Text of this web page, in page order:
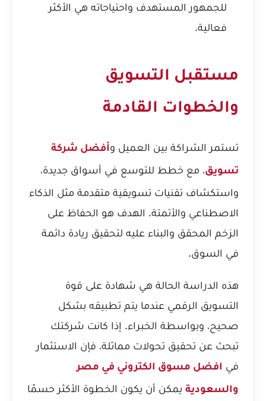
للجمهور المستهدف واحتياجاته هي الأكثر
فعالية.
مستقبل التسويق
والخطوات القادمة
تستمر الشراكة بين العميل وأفضل شركة
تسويق، مع خطط للتوسع في أسواق جديدة،
واستكشاف تقنيات تسويقية متقدمة مثل الذكاء
الاصطناعي والأتمتة. الهدف هو الحفاظ على
الزخم المحقق والبناء عليه لتحقيق ريادة دائمة
في السوق.
هذه الدراسة الحالة هي شهادة على قوة
التسويق الرقمي عندما يتم تطبيقه بشكل
صحيح، وبواسطة الخبراء. إذا كانت شركتك
تبحث عن تحقيق تحولات مماثلة، فإن الاستثمار
في افضل مسوق الكتروني في مصر
والسعودية يمكن أن يكون الخطوة الأكثر حسمًا